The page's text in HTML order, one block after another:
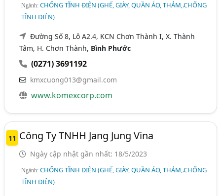
Ngành:CHỐNG TĨNH ĐIỆN (GHẾ, GIÀY, QUẦN ÁO, THẢM,.CHỐNG
TĨNH ĐIỆN)
Đường Số 8, Lô A2.4, KCN Chơn Thành I, X. Thành
Tâm, H. Chơn Thành, Bình Phước
(0271) 3691192
kmxcuong013@gmail.com
www.komexcorp.com
11 Công Ty TNHH Jang Jung Vina
Ngày cập nhật gần nhất: 18/5/2023
Ngành:CHỐNG TĨNH ĐIỆN (GHẾ, GIÀY, QUẦN ÁO, THẢM,.CHỐNG
TĨNH ĐIỆN)